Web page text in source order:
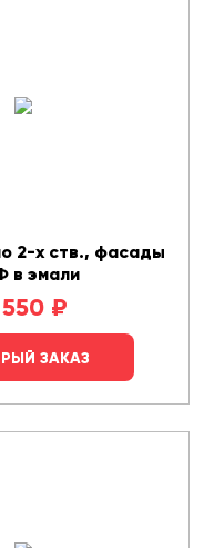
2-х ств., фасады
в эмали
₽
ЗАКАЗ